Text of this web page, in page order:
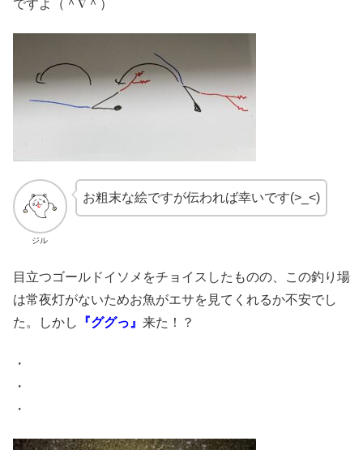
ですよ（＾∇＾）
ジル
お粗末な絵ですが伝われば幸いです(>_<)
目立つゴールドイソメをチョイスしたものの、この釣り場
は常夜灯がないためお魚がエサを見てくれるか不安でし
た。しかし
『ググっ』 来た！？
・
・
・